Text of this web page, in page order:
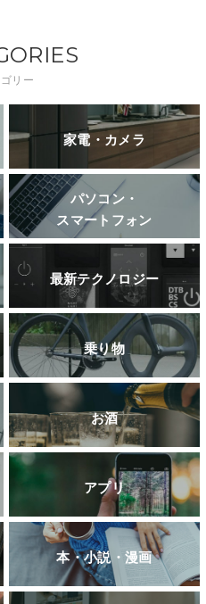
リー
家電・カメラ
パソコン・
スマートフォン
最新テクノロジー
乗り物
お酒
アプリ
本・小説・漫画